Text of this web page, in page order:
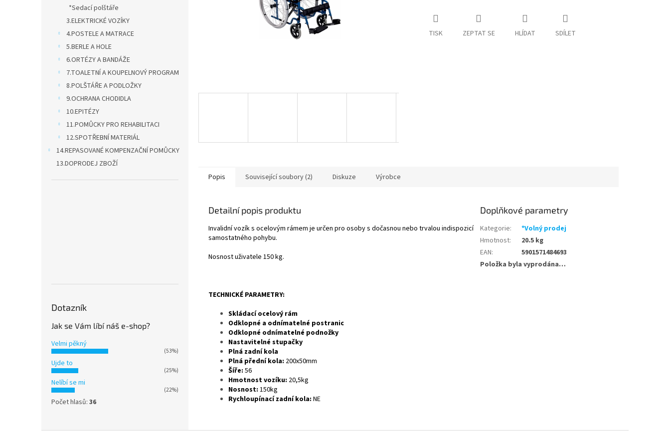
*Sedací polštáře
3.ELEKTRICKÉ VOZÍKY
4.POSTELE A MATRACE
5.BERLE A HOLE
6.ORTÉZY A BANDÁŽE
7.TOALETNÍ A KOUPELNOVÝ PROGRAM
8.POLŠTÁŘE A PODLOŽKY
9.OCHRANA CHODIDLA
10.EPITÉZY
11.POMŮCKY PRO REHABILITACI
12.SPOTŘEBNÍ MATERIÁL
14.REPASOVANÉ KOMPENZAČNÍ POMŮCKY
13.DOPRODEJ ZBOŽÍ
Dotazník
Jak se Vám líbí náš e-shop?
Velmi pěkný
(53%)
Ujde to
(25%)
Nelíbí se mi
(22%)
Počet hlasů: 36
TISK ZEPTAT SE HLÍDAT SDÍLET
Popis Související soubory (2) Diskuze Výrobce
Detailní popis produktu
Invalidní vozík s ocelovým rámem je určen pro osoby s dočasnou nebo trvalou indispozicí
samostatného pohybu.
Nosnost uživatele 150 kg.
TECHNICKÉ PARAMETRY:
Skládací ocelový rám
Odklopné a odnímatelné postranic
Odklopné odnímatelné podnožky
Nastavitelné stupačky
Plná zadní kola
Plná přední kola: 200x50mm
Šíře: 56
Hmotnost vozíku: 20,5kg
Nosnost: 150kg
Rychloupínací zadní kola: NE
Doplňkové parametry
Kategorie:
*Volný prodej
Hmotnost:
20.5 kg
EAN:
5901571484693
Položka byla vyprodána…